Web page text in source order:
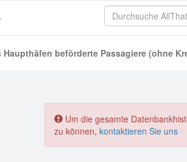
Haupthäfen beförderte Passagiere (ohne
Um die gesamte
zu können, kontaktieren Sie uns